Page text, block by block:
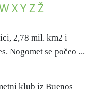
XYZŽ
2,78 mil. km2 i
Nogomet se počeo ...
klub iz Buenos